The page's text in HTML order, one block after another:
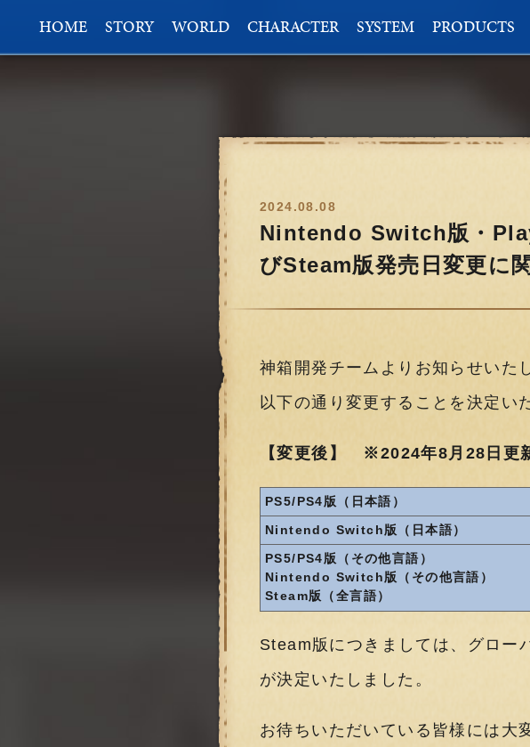
HOME STORY WORLD CHARACTER SYSTEM PRODUCTS
2024.08.08
Nintendo Switch版・
びSteam版発売日変更に
神箱開発チームよりお知らせいた
以下の通り変更することを決定い
【変更後】 ※2024年8月28日更
PS5/PS4版（日本語）
Nintendo Switch版（日本語）
PS5/PS4版（その他言語）
Nintendo Switch版（その他言語）
Steam版（全言語）
Steam版につきましては、グロー
が決定いたしました。
お待ちいただいている皆様には大